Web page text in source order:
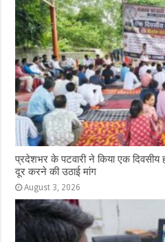
प्रदेशभर के पटवारी ने किया एक दिवसीय
दूर करने की उठाई मांग
August 3, 2026